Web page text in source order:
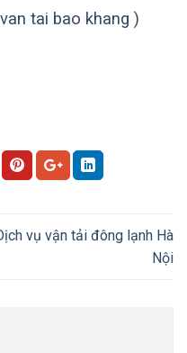
tai bao khang )
vụ vận tải đông lạnh Hà
Nội